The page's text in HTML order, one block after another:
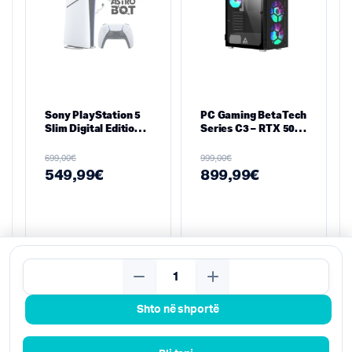
Shto në shportë
Sony PlayStation 5
Slim Digital Edition
BOT Bundle
699,00€
549,99€
PC Gaming BetaTech
Series C3 – RTX 5060
12700KF, 16GB RAM,
512GB NVMe
999,00€
899,99€